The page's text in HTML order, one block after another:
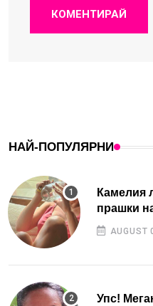
КОМЕНТИРАЙ
НАЙ-ПОПУЛЯРНИ
Камелия
прашки
AUGUST
Упс!